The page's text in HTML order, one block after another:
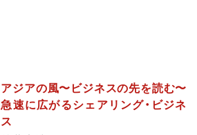
アジアの風〜ビジネスの先を読む〜
急速に広がるシェアリング・ビジネ
ス